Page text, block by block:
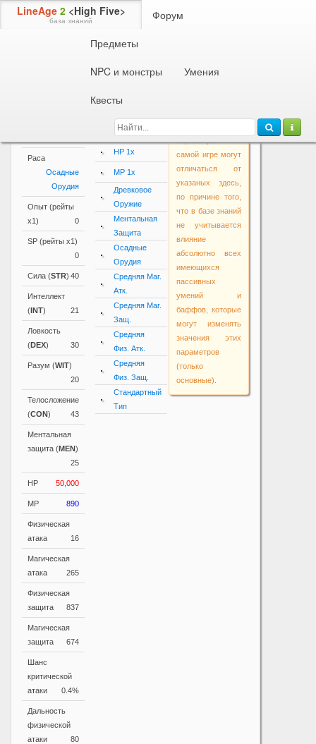
LineAge 2 <High Five>
база знаний
Форум
Предметы
NPC и монстры
Умения
Квесты
Информация об NPC или монстре
Параметры
Раса
Осадные
Орудия
Опыт (рейты
х1)
0
SP (рейты х1)
0
Сила (STR) 40
Интеллект
(INT) 21
Ловкость
(DEX) 30
Разум (WIT)
20
Телосложение
(CON) 43
Ментальная
защита (MEN)
25
HP 50,000
MP 890
Физическая
атака
16
Магическая
атака
265
Физическая
защита
837
Магическая
защита
674
Шанс
критической
атаки
0.4%
Дальность
физической
атаки
80
Активные и
пассивные
умения
HP 1x
MP 1x
Древковое
Оружие
Ментальная
Защита
Осадные
Орудия
Средняя Маг.
Атк.
Средняя Маг.
Защ.
Средняя
Физ. Атк.
Средняя
Физ. Защ.
Стандартный
Тип
параметры в
самой игре могут
отличаться от
указаных здесь,
по причине того,
что в базе знаний
не учитывается
влияние
абсолютно всех
имеющихся
пассивных
умений и
баффов, которые
могут изменять
значения этих
параметров
(только
основные).